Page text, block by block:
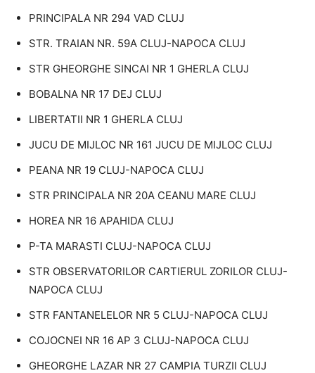
PRINCIPALA NR 294 VAD CLUJ
STR. TRAIAN NR. 59A CLUJ-NAPOCA CLUJ
STR GHEORGHE SINCAI NR 1 GHERLA CLUJ
BOBALNA NR 17 DEJ CLUJ
LIBERTATII NR 1 GHERLA CLUJ
JUCU DE MIJLOC NR 161 JUCU DE MIJLOC CLUJ
PEANA NR 19 CLUJ-NAPOCA CLUJ
STR PRINCIPALA NR 20A CEANU MARE CLUJ
HOREA NR 16 APAHIDA CLUJ
P-TA MARASTI CLUJ-NAPOCA CLUJ
STR OBSERVATORILOR CARTIERUL ZORILOR CLUJ-
NAPOCA CLUJ
STR FANTANELELOR NR 5 CLUJ-NAPOCA CLUJ
COJOCNEI NR 16 AP 3 CLUJ-NAPOCA CLUJ
GHEORGHE LAZAR NR 27 CAMPIA TURZII CLUJ